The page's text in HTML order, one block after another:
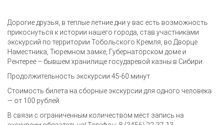
Дорогие друзья, в теплые летние дни у вас есть возможность
прикоснуться к истории нашего города, став участниками
экскурсий по территории Тобольского Кремля, во Дворце
Наместника, Тюремном замке, Губернаторском доме и
Рентерее – бывшем хранилище государевой казны в Сибири.
Продолжительность экскурсии 45-60 минут.
Стоимость билета на сборные экскурсии для одного человека
— от 100 рублей.
В связи с ограниченным количеством мест запись на